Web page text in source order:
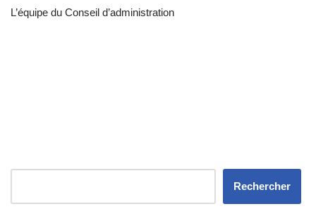
L’équipe du Conseil d’administration
Rechercher